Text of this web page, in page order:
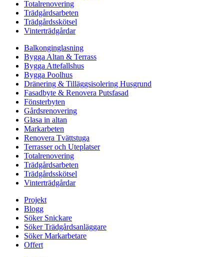
Totalrenovering
Trädgårdsarbeten
Trädgårdsskötsel
Vinterträdgårdar
Balkonginglasning
Bygga Altan & Terrass
Bygga Attefallshus
Bygga Poolhus
Dränering & Tilläggsisolering Husgrund
Fasadbyte & Renovera Putsfasad
Fönsterbyten
Gårdsrenovering
Glasa in altan
Markarbeten
Renovera Tvättstuga
Terrasser och Uteplatser
Totalrenovering
Trädgårdsarbeten
Trädgårdsskötsel
Vinterträdgårdar
Projekt
Blogg
Söker Snickare
Söker Trädgårdsanläggare
Söker Markarbetare
Offert